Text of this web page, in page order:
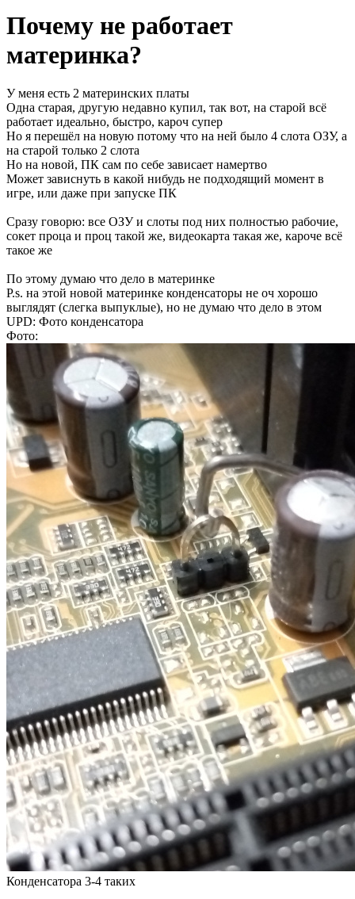
Почему не работает
материнка?
У меня есть 2 материнских платы
Одна старая, другую недавно купил, так вот, на старой всё
работает идеально, быстро, кароч супер
Но я перешёл на новую потому что на ней было 4 слота ОЗУ, а
на старой только 2 слота
Но на новой, ПК сам по себе зависает намертво
Может зависнуть в какой нибудь не подходящий момент в
игре, или даже при запуске ПК
Сразу говорю: все ОЗУ и слоты под них полностью рабочие,
сокет проца и проц такой же, видеокарта такая же, кароче всё
такое же
По этому думаю что дело в материнке
P.s. на этой новой материнке конденсаторы не оч хорошо
выглядят (слегка выпуклые), но не думаю что дело в этом
UPD: Фото конденсатора
Фото:
Конденсатора 3-4 таких